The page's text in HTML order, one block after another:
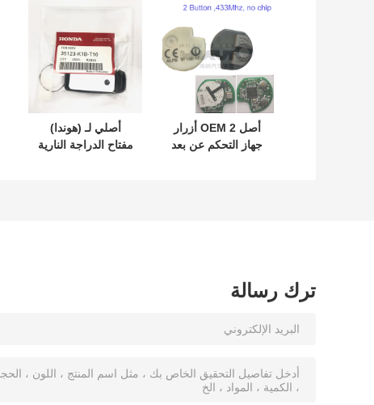
أصل OEM 2 أزرار
جهاز التحكم عن بعد
أصلي لـ (هوندا)
مفتاح الدراجة النارية
ترك رسالة